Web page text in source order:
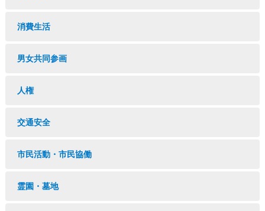
消費生活
男女共同参画
人権
交通安全
市民活動・市民協働
霊園・墓地